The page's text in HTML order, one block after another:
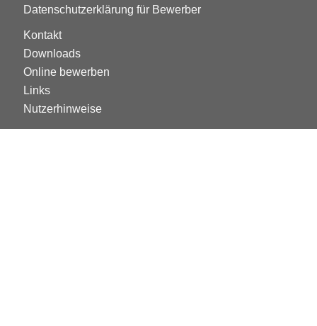
Datenschutzerklärung für Bewerber
Kontakt
Downloads
Online bewerben
Links
Nutzerhinweise